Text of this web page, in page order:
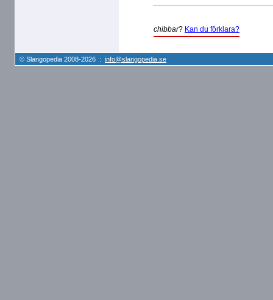
chibbar? Kan du förklara?
© Slangopedia 2008-2026 : info@slangopedia.se